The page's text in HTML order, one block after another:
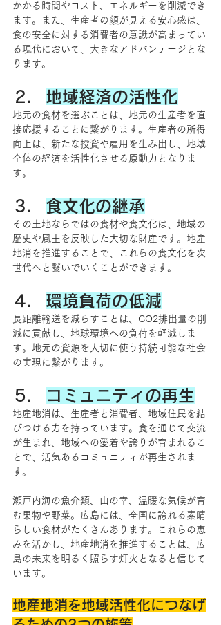
かかる時間やコスト、エネルギーを削減でき
ます。また、生産者の顔が見える安心感は、
食の安全に対する消費者の意識が高まってい
る現代において、大きなアドバンテージとな
ります。
地域経済の活性化
地元の食材を選ぶことは、地元の生産者を直
接応援することに繋がります。生産者の所得
向上は、新たな投資や雇用を生み出し、地域
全体の経済を活性化させる原動力となりま
す。
食文化の継承
その土地ならではの食材や食文化は、地域の
歴史や風土を反映した大切な財産です。地産
地消を推進することで、これらの食文化を次
世代へと繋いでいくことができます。
環境負荷の低減
長距離輸送を減らすことは、CO2排出量の削
減に貢献し、地球環境への負荷を軽減しま
す。地元の資源を大切に使う持続可能な社会
の実現に繋がります。
コミュニティの再生
地産地消は、生産者と消費者、地域住民を結
びつける力を持っています。食を通じて交流
が生まれ、地域への愛着や誇りが育まれるこ
とで、活気あるコミュニティが再生されま
す。
瀬戸内海の魚介類、山の幸、温暖な気候が育
む果物や野菜。広島には、全国に誇れる素晴
らしい食材がたくさんあります。これらの恵
みを活かし、地産地消を推進することは、広
島の未来を明るく照らす灯火となると信じて
います。
地産地消を地域活性化につなげ